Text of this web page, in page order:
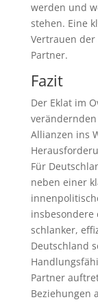
werden und
stehen. Eine
Vertrauen
Partner.
Fazit
Der Eklat im
Allianzen ins
Für
neben einer
insbesondere
schlanker,
Deutschland
Partner
Beziehungen